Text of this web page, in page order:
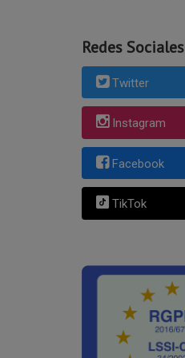
Redes Sociales
Twitter
Instagram
Facebook
TikTok